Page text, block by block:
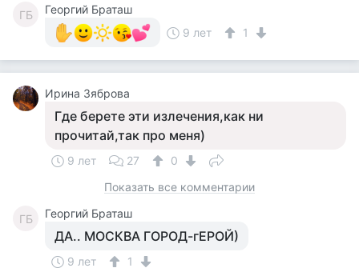
ГБ
Георгий Браташ
9 лет
1
Ирина Зяброва
Где берете эти излечения,как ни
прочитай,так про меня)
9 лет 27
0
Показать все комментарии
ГБ Георгий Браташ
ДА.. МОСКВА ГОРОД-гЕРОЙ)
9 лет 1